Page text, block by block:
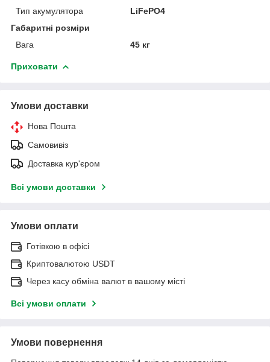
Тип акумулятора
LiFePO4
Габаритні розміри
Вага
45 кг
Приховати
Умови доставки
Нова Пошта
Самовивіз
Доставка кур'єром
Всі умови доставки
Умови оплати
Готівкою в офісі
Криптовалютою USDT
Через касу обміна валют в вашому місті
Всі умови оплати
Умови повернення